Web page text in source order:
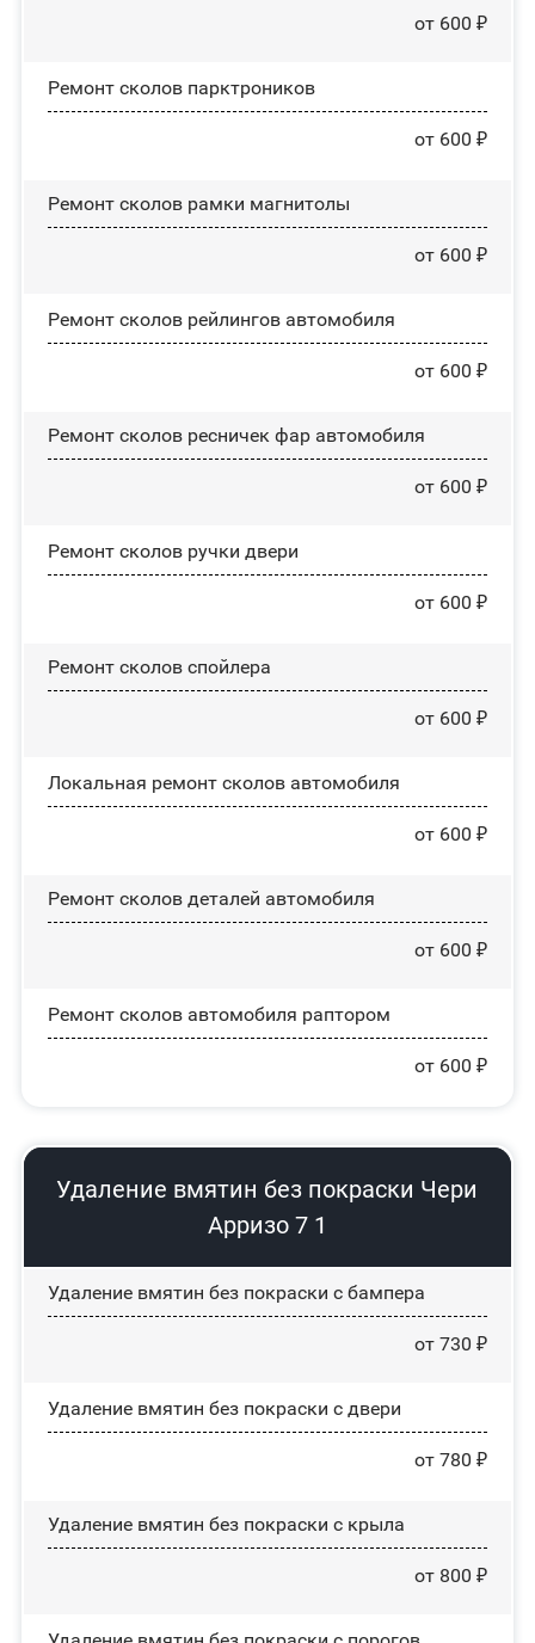
от 600 ₽
Ремонт сколов парктроников
от 600 ₽
Ремонт сколов рамки магнитолы
от 600 ₽
Ремонт сколов рейлингов автомобиля
от 600 ₽
Ремонт сколов ресничек фар автомобиля
от 600 ₽
Ремонт сколов ручки двери
от 600 ₽
Ремонт сколов спойлера
от 600 ₽
Локальная ремонт сколов автомобиля
от 600 ₽
Ремонт сколов деталей автомобиля
от 600 ₽
Ремонт сколов автомобиля раптором
от 600 ₽
Удаление вмятин без покраски Чери
Арризо 7 1
Удаление вмятин без покраски с бампера
от 730 ₽
Удаление вмятин без покраски с двери
от 780 ₽
Удаление вмятин без покраски с крыла
от 800 ₽